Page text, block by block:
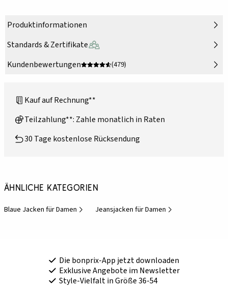
Produktinformationen
Standards & Zertifikate
Kundenbewertungen
(479)
Kauf auf Rechnung**
Teilzahlung**: Zahle monatlich in Raten
30 Tage kostenlose Rücksendung
Ähnliche Kategorien
Blaue Jacken für Damen Jeansjacken für Damen
Die bonprix-App jetzt downloaden
Exklusive Angebote im Newsletter
Style-Vielfalt in Größe 36-54